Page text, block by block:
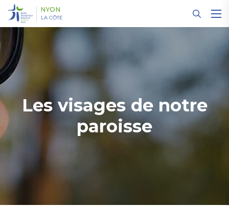
NYON
LA CÔTE
Les visages de notre
paroisse
Panneau de gestion des cookies